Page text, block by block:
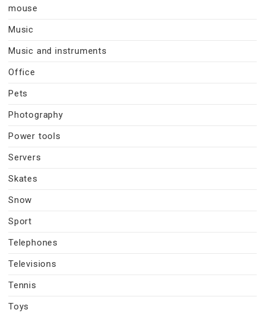
mouse
Music
Music and instruments
Office
Pets
Photography
Power tools
Servers
Skates
Snow
Sport
Telephones
Televisions
Tennis
Toys